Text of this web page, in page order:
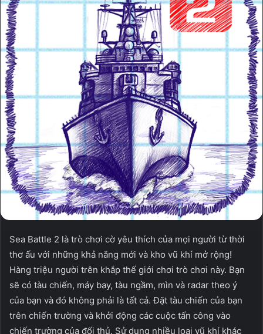
Sea Battle 2 là trò chơi cờ yêu thích của mọi người từ thời
thơ ấu với những khả năng mới và kho vũ khí mở rộng!
Hàng triệu người trên khắp thế giới chơi trò chơi này. Bạn
sẽ có tàu chiến, máy bay, tàu ngầm, mìn và radar theo ý
của bạn và đó không phải là tất cả. Đặt tàu chiến của bạn
trên chiến trường và khởi động các cuộc tấn công vào
chiến trường của đối thủ. Sử dụng nhiều loại vũ khí khác